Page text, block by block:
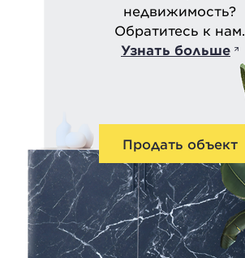
недвижимость?
Обратитесь к нам.
Узнать больше
Продать объект